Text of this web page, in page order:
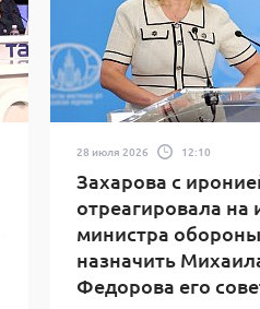
28 июля 2026 12:10
Захарова с
отреагировала на
министра
назначить
Федорова его